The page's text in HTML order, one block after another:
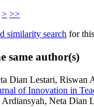
> >>
similarity search for
same author(s)
Dian Lestari, Riswan
of Innovation in
Neta Dian